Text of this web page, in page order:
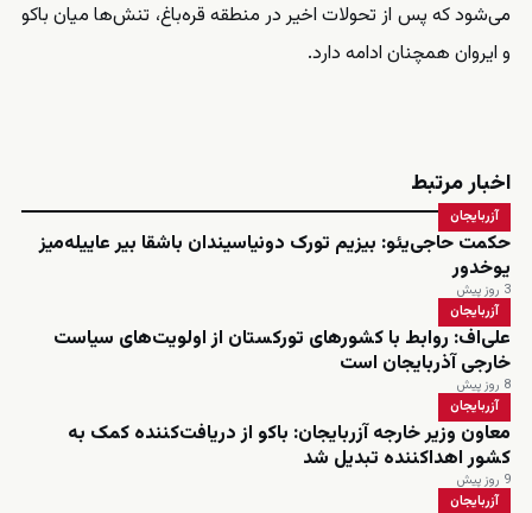
می‌شود که پس از تحولات اخیر در منطقه قره‌باغ، تنش‌ها میان باکو
و ایروان همچنان ادامه دارد.
اخبار مرتبط
آزربایجان
حکمت حاجی‌یئو: بیزیم تورک دونیاسیندان باشقا بیر عاییله‌میز
یوخدور
3 روز پیش
آزربایجان
علی‌اف: روابط با کشورهای تورکستان از اولویت‌های سیاست
خارجی آذربایجان است
8 روز پیش
آزربایجان
معاون وزیر خارجه آزربایجان: باکو از دریافت‌کننده کمک به
کشور اهداکننده تبدیل شد
9 روز پیش
آزربایجان